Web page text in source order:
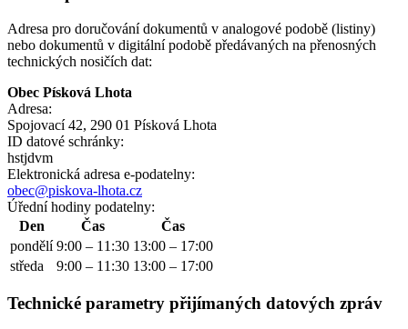
Adresa pro doručování dokumentů v analogové podobě (listiny)
nebo dokumentů v digitální podobě předávaných na přenosných
technických nosičích dat:
Obec Písková Lhota
Adresa:
Spojovací 42, 290 01 Písková Lhota
ID datové schránky:
hstjdvm
Elektronická adresa e‑podatelny:
obec@piskova-lhota.cz
Úřední hodiny podatelny:
Den
Čas
Čas
pondělí 9:00 – 11:30 13:00 – 17:00
středa
9:00 – 11:30 13:00 – 17:00
Technické parametry přijímaných datových zpráv